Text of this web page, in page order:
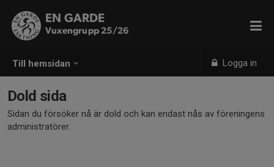
Till hemsidan Logga in
EN GARDE
Vuxengrupp 25/26
Dold sida
Sidan du försöker nå är dold och kan endast nås av föreningens
administratörer.